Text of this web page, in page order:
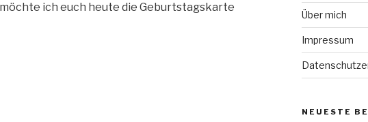
ich euch heute die Geburtstagskarte
Über mich
Impressum
NEUESTE